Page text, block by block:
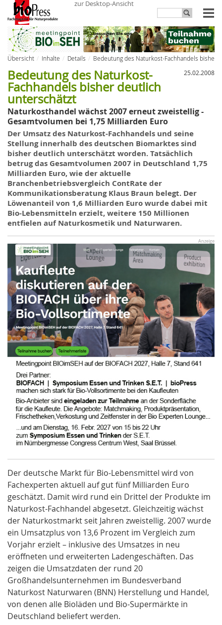
zur Desktop-Ansicht
Übersicht Inhalte Details
Bedeutung des Naturkost-Fachhandels bisher
25.02.2008
Bedeutung des Naturkost-
Fachhandels bisher deutlich
unterschätzt
Naturkosthandel wächst 2007 erneut zweistellig -
Gesamtvolumen bei 1,75 Milliarden Euro
Der Umsatz des Naturkost-Fachhandels und seine
Stellung innerhalb des deutschen Biomarktes sind
bisher deutlich unterschätzt worden. Tatsächlich
betrug das Gesamtvolumen 2007 in Deutschland 1,75
Milliarden Euro, wie der aktuelle
Branchenbetriebsvergleich ContRate der
Kommunikationsberatung Klaus Braun belegt. Der
Löwenanteil von 1,6 Milliarden Euro wurde dabei mit
Bio-Lebensmitteln erzielt, weitere 150 Millionen
entfielen auf Naturkosmetik und Naturwaren.
Anzeige
Der deutsche Markt für Bio-Lebensmittel wird von
Fachexperten aktuell auf gut fünf Milliarden Euro
geschätzt. Damit wird rund ein Drittel der Produkte im
Naturkost-Fachhandel abgesetzt. Gleichzeitig wächst
der Naturkostmarkt seit Jahren zweistellig. 2007 wurde
ein Umsatzplus von 13,6 Prozent im Vergleich zum
Vorjahr erzielt – inklusive des Umsatzes in neu
eröffneten und erweiterten Ladengeschäften. Das
zeigen die Umsatzdaten der rund 20
Großhandelsunternehmen im Bundesverband
Naturkost Naturwaren (BNN) Herstellung und Handel,
von denen alle Bioläden und Bio-Supermärkte in
Deutschland beliefert werden.